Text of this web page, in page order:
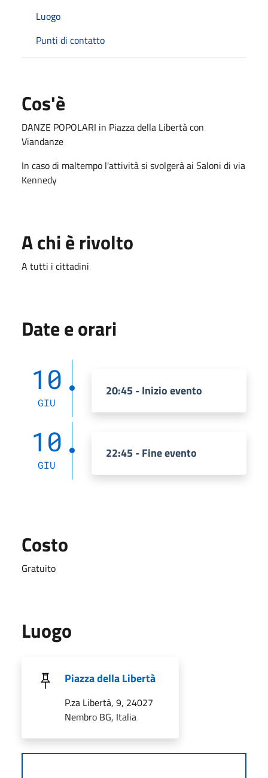
Luogo
Punti di contatto
Cos'è
DANZE POPOLARI in Piazza della Libertà con
Viandanze
In caso di maltempo l'attività si svolgerà ai Saloni di via
Kennedy
A chi è rivolto
A tutti i cittadini
Date e orari
10
GIU
20:45 - Inizio evento
10
GIU
22:45 - Fine evento
Costo
Gratuito
Luogo
Piazza della Libertà
P.za Libertà, 9, 24027
Nembro BG, Italia